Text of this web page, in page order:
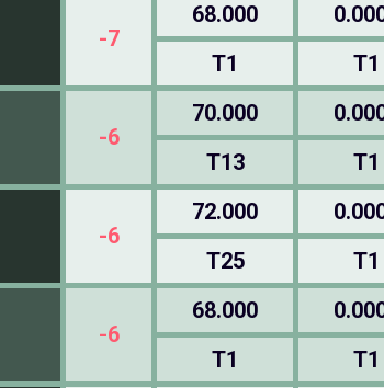
-7
68.000
T1
T1
-6
70.000
T13
T1
-6
72.000
T25
T1
-6
68.000
T1
T1